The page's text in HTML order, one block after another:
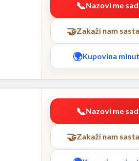
Nazovi me
Zakaži nam
Kupovina
Nazovi me
Zakaži nam